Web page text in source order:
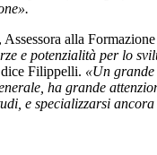
, Assessora alla
e potenzialità per lo
Filippelli. «Un
ha grande
e specializzarsi